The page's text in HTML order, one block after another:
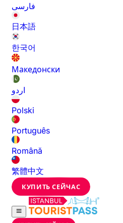
فارسی
日本語
한국어
Македонски
اردو
Polski
Português
Română
繁體中文
КУПИТЬ СЕЙЧАС